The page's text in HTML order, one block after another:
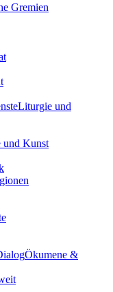
Gremien
Liturgie und
und Kunst
Ökumene &